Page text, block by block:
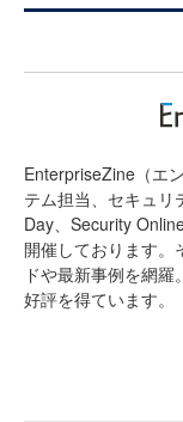
EnterpriseZine（エ
テム担当、セキュ
Day、Security
開催しております。
ドや最新事例を網羅
好評を得ています。